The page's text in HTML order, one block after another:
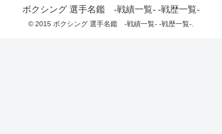
ボクシング 選手名鑑 -戦績一覧- -戦歴一覧-
© 2015 ボクシング 選手名鑑 -戦績一覧- -戦歴一覧-.